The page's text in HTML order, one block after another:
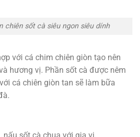
chiên sốt cà siêu ngon siêu dính
với cá chim chiên giòn tạo nên
hương vị. Phần sốt cà được nêm
cá chiên giòn tan sẽ làm bữa